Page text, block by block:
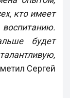
кто имеет
будет
Сергей